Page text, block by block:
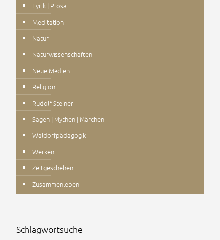
Lyrik | Prosa
Meditation
Natur
Naturwissenschaften
Neue Medien
Religion
Rudolf Steiner
Sagen | Mythen | Märchen
Waldorfpädagogik
Werken
Zeitgeschehen
Zusammenleben
Schlagwortsuche